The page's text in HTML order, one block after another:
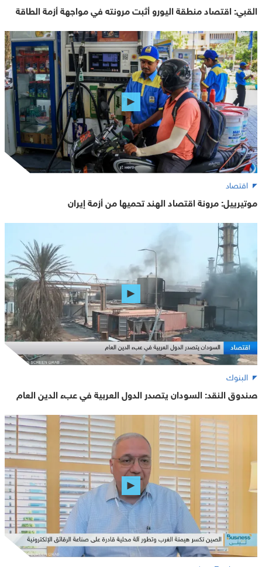
القبي: اقتصاد منطقة اليورو أثبت مرونته في مواجهة أزمة الطاقة
اقتصاد
موتيرييل: مرونة اقتصاد الهند تحميها من أزمة إيران
البنوك
صندوق النقد: السودان يتصدر الدول العربية في عبء الدين العام